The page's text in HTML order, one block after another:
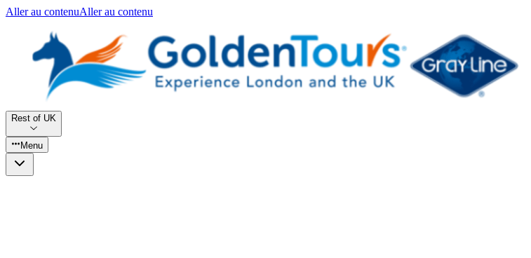
Aller au contenuAller au contenu
Rest of UK
Menu